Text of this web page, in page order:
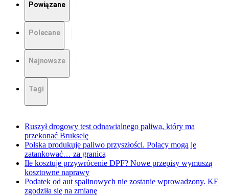
Powiązane
Polecane
Najnowsze
Tagi
Ruszył drogowy test odnawialnego paliwa, który ma
przekonać Brukselę
Polska produkuje paliwo przyszłości. Polacy mogą je
zatankować… za granicą
Ile kosztuje przywrócenie DPF? Nowe przepisy wymuszą
kosztowne naprawy
Podatek od aut spalinowych nie zostanie wprowadzony. KE
zgodziła się na zmianę